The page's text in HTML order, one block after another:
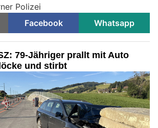
Polizei
Facebook Whatsapp
79-Jähriger prallt mit Auto
und stirbt